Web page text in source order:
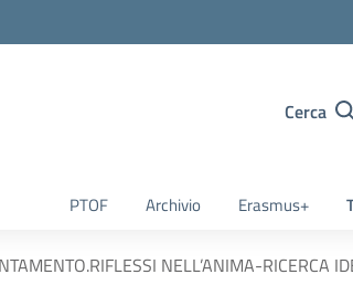
Cerca
PTOF Archivio Erasmus+
NELL’ANIMA-RICERCA